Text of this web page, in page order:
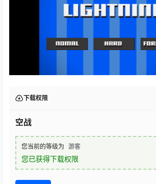
下载权限
空战
您当前的等级为 游客
您已获得下载权限